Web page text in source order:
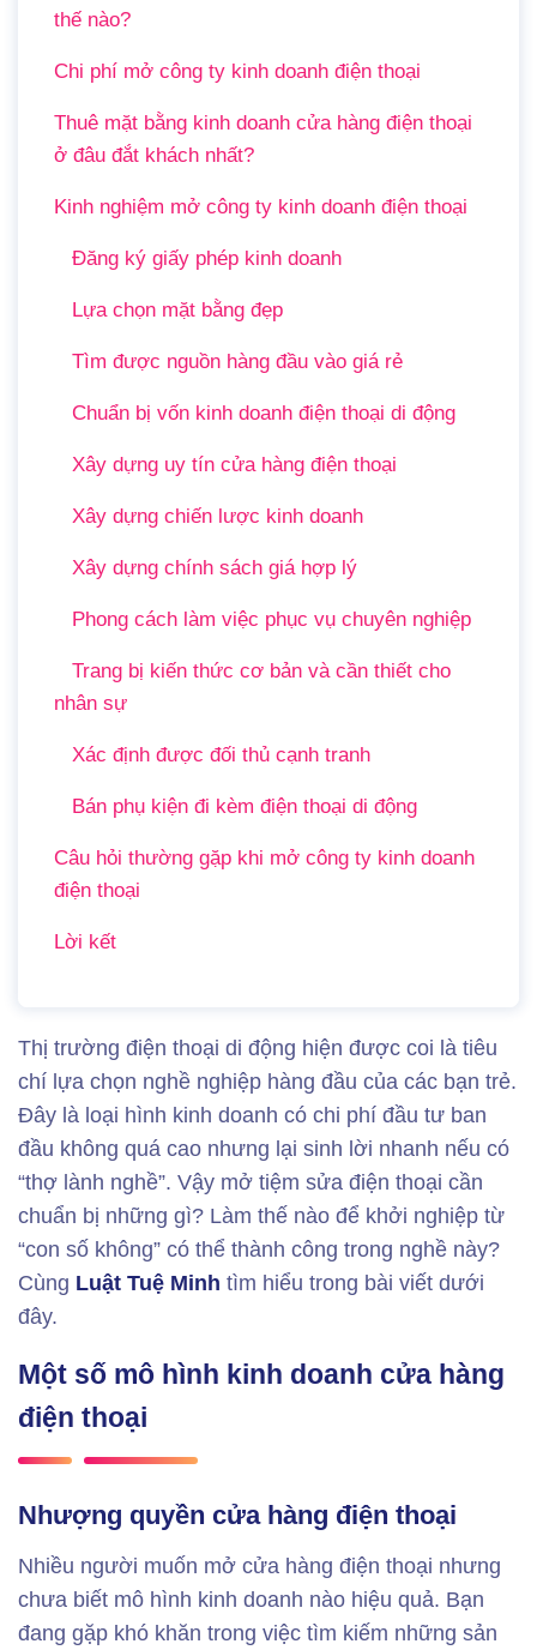
thế nào?
Chi phí mở công ty kinh doanh điện thoại
Thuê mặt bằng kinh doanh cửa hàng điện thoại
ở đâu đắt khách nhất?
Kinh nghiệm mở công ty kinh doanh điện thoại
Đăng ký giấy phép kinh doanh
Lựa chọn mặt bằng đẹp
Tìm được nguồn hàng đầu vào giá rẻ
Chuẩn bị vốn kinh doanh điện thoại di động
Xây dựng uy tín cửa hàng điện thoại
Xây dựng chiến lược kinh doanh
Xây dựng chính sách giá hợp lý
Phong cách làm việc phục vụ chuyên nghiệp
Trang bị kiến thức cơ bản và cần thiết cho
nhân sự
Xác định được đối thủ cạnh tranh
Bán phụ kiện đi kèm điện thoại di động
Câu hỏi thường gặp khi mở công ty kinh doanh
điện thoại
Lời kết
Thị trường điện thoại di động hiện được coi là tiêu
chí lựa chọn nghề nghiệp hàng đầu của các bạn trẻ.
Đây là loại hình kinh doanh có chi phí đầu tư ban
đầu không quá cao nhưng lại sinh lời nhanh nếu có
“thợ lành nghề”. Vậy mở tiệm sửa điện thoại cần
chuẩn bị những gì? Làm thế nào để khởi nghiệp từ
“con số không” có thể thành công trong nghề này?
Cùng Luật Tuệ Minh tìm hiểu trong bài viết dưới
đây.
Một số mô hình kinh doanh cửa hàng
điện thoại
Nhượng quyền cửa hàng điện thoại
Nhiều người muốn mở cửa hàng điện thoại nhưng
chưa biết mô hình kinh doanh nào hiệu quả. Bạn
đang gặp khó khăn trong việc tìm kiếm những sản